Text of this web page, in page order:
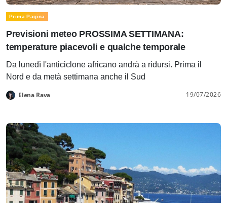
Prima Pagina
Previsioni meteo PROSSIMA SETTIMANA:
temperature piacevoli e qualche temporale
Da lunedì l'anticiclone africano andrà a ridursi. Prima il
Nord e da metà settimana anche il Sud
Elena Rava 19/07/2026